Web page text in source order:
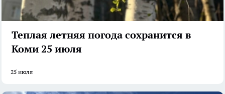
Теплая летняя погода сохранится в
Коми 25 июля
25 июля